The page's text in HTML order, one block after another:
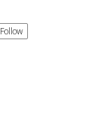
Follow